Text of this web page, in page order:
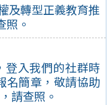
及轉型正義教育推
照。
登入我們的社群時
名簡章，敬請協助
請查照。